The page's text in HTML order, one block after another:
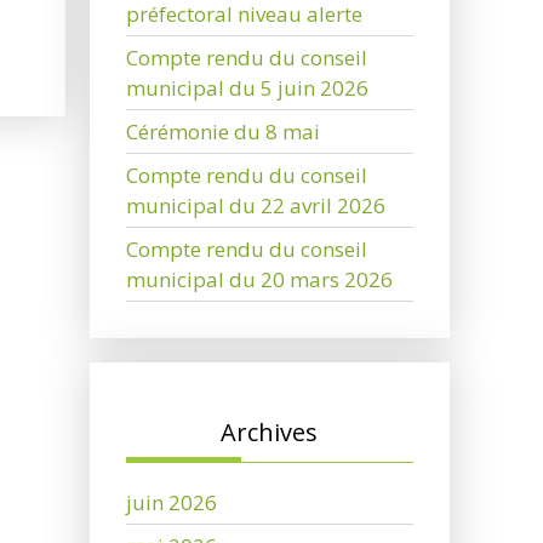
préfectoral niveau alerte
Compte rendu du conseil
municipal du 5 juin 2026
Cérémonie du 8 mai
Compte rendu du conseil
municipal du 22 avril 2026
Compte rendu du conseil
municipal du 20 mars 2026
Archives
juin 2026